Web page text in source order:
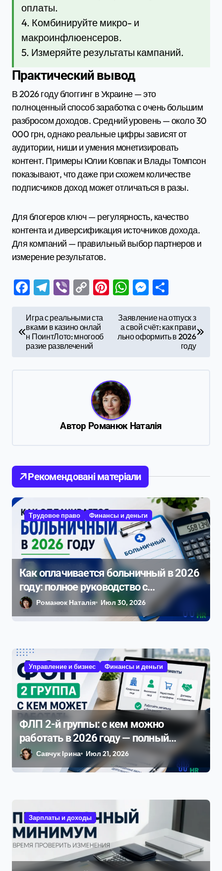
оплаты.
4. Комбинируйте микро- и
макроинфлюенсеров.
5. Измеряйте результаты кампаний.
Практический вывод
В 2026 году блоггинг в Украине — это
полноценный способ заработка с очень большим
разбросом доходов. Средний уровень — около 30
000 грн, однако реальные цифры зависят от
аудитории, ниши и умения монетизировать
контент. Примеры Юлии Ковпак и Влады Томпсон
показывают, что даже при схожем количестве
подписчиков доход может отличаться в разы.
Для блогеров ключ — регулярность, качество
контента и диверсификация источников дохода.
Для компаний — правильный выбор партнеров и
измерение результатов.
Facebook
Telegram
ViberCopyPinterest
WhatsApp
з
а
с
м
Игра с реальными ста
вками в казино онлай
н ПоинтЛото: многооб
разие развлечений
Заявление на отпуск з
а свой счёт: как прави
льно оформить в 2026
году
Автор Романюк Наталія
Рекомендовані матеріали
Трудовое право Финансы и деньги
Как оплачивается больничный в 2026
году: полное руководство с
примерами расчета
Романюк Наталія Июл 30, 2026
Управление и бизнес Финансы и деньги
ФЛП 2-й группы: с кем можно
работать в 2026 году — полный
разбор ограничений и рисков
Савчук Ірина Июл 21, 2026
Зарплаты и доходы